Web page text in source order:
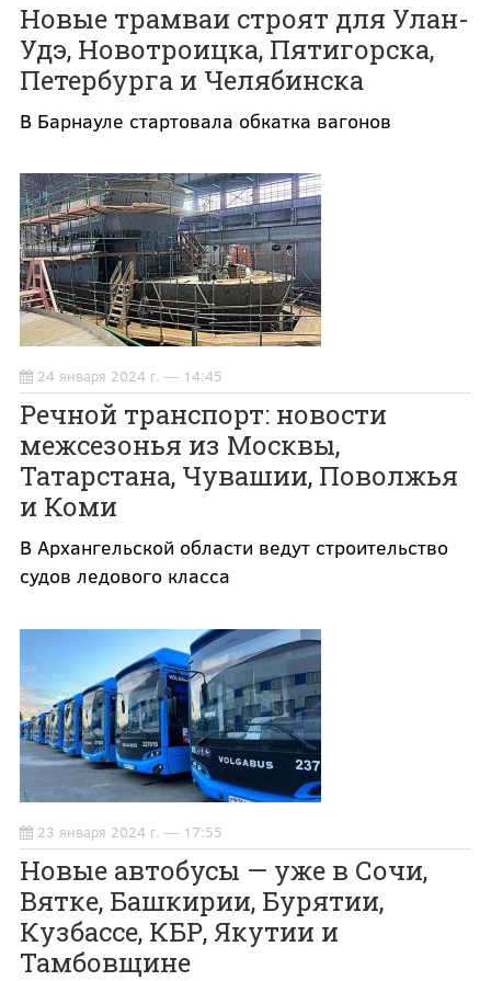
Новые трамваи строят для Улан-
Удэ, Новотроицка, Пятигорска,
Петербурга и Челябинска
В Барнауле стартовала обкатка вагонов
24 января 2024 г. — 14:45
Речной транспорт: новости
межсезонья из Москвы,
Татарстана, Чувашии, Поволжья
и Коми
В Архангельской области ведут строительство
судов ледового класса
23 января 2024 г. — 17:55
Новые автобусы — уже в Сочи,
Вятке, Башкирии, Бурятии,
Кузбассе, КБР, Якутии и
Тамбовщине